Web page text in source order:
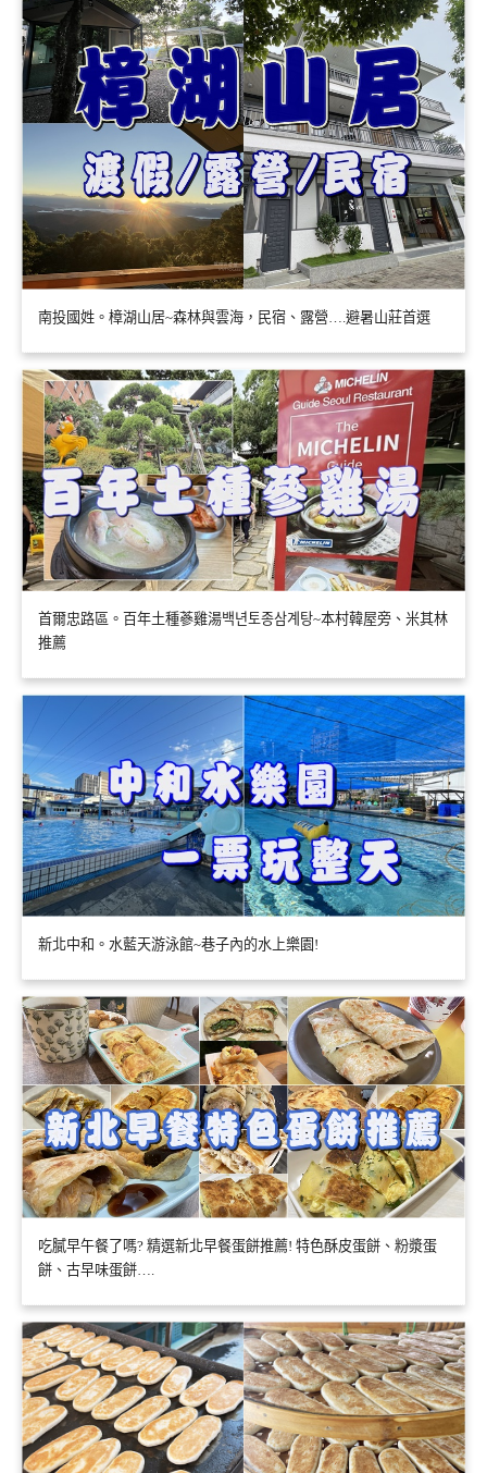
南投國姓。樟湖山居~森林與雲海，民宿、露營….避暑山莊首選
首爾忠路區。百年土種蔘雞湯백년토종삼계탕~本村韓屋旁、米其林
推薦
新北中和。水藍天游泳館~巷子內的水上樂園!
吃膩早午餐了嗎? 精選新北早餐蛋餅推薦! 特色酥皮蛋餅、粉漿蛋
餅、古早味蛋餅….